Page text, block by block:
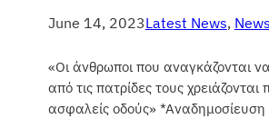
June 14, 2023Latest News,
«Οι άνθρωποι που αναγκάζονται
από τις πατρίδες τους χρειάζονται
ασφαλείς οδούς»